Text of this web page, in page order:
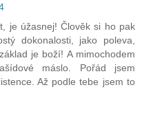
je úžasnej! Člověk si ho pak
dokonalosti, jako poleva,
je boží! A mimochodem
máslo. Pořád jsem
Až podle tebe jsem to